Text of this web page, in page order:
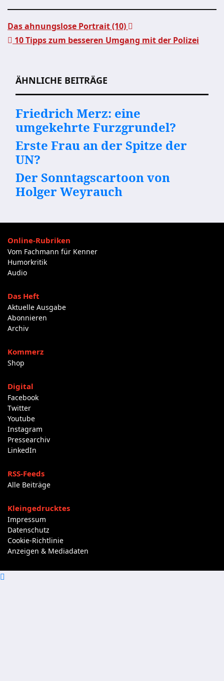
Das ahnungslose Portrait (10)
10 Tipps zum besseren Umgang mit der Polizei
ÄHNLICHE BEITRÄGE
Friedrich Merz: eine
umgekehrte Furzgrundel?
Erste Frau an der Spitze der
UN?
Der Sonntagscartoon von
Holger Weyrauch
Online-Rubriken
Vom Fachmann für Kenner
Humorkritik
Audio
Das Heft
Aktuelle Ausgabe
Abonnieren
Archiv
Kommerz
Shop
Digital
Facebook
Twitter
Youtube
Instagram
Pressearchiv
LinkedIn
RSS-Feeds
Alle Beiträge
Kleingedrucktes
Impressum
Datenschutz
Cookie-Richtlinie
Anzeigen & Mediadaten